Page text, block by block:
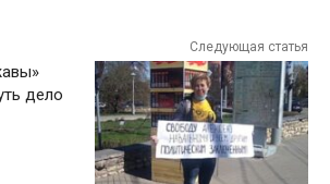
дело
Следующая статья